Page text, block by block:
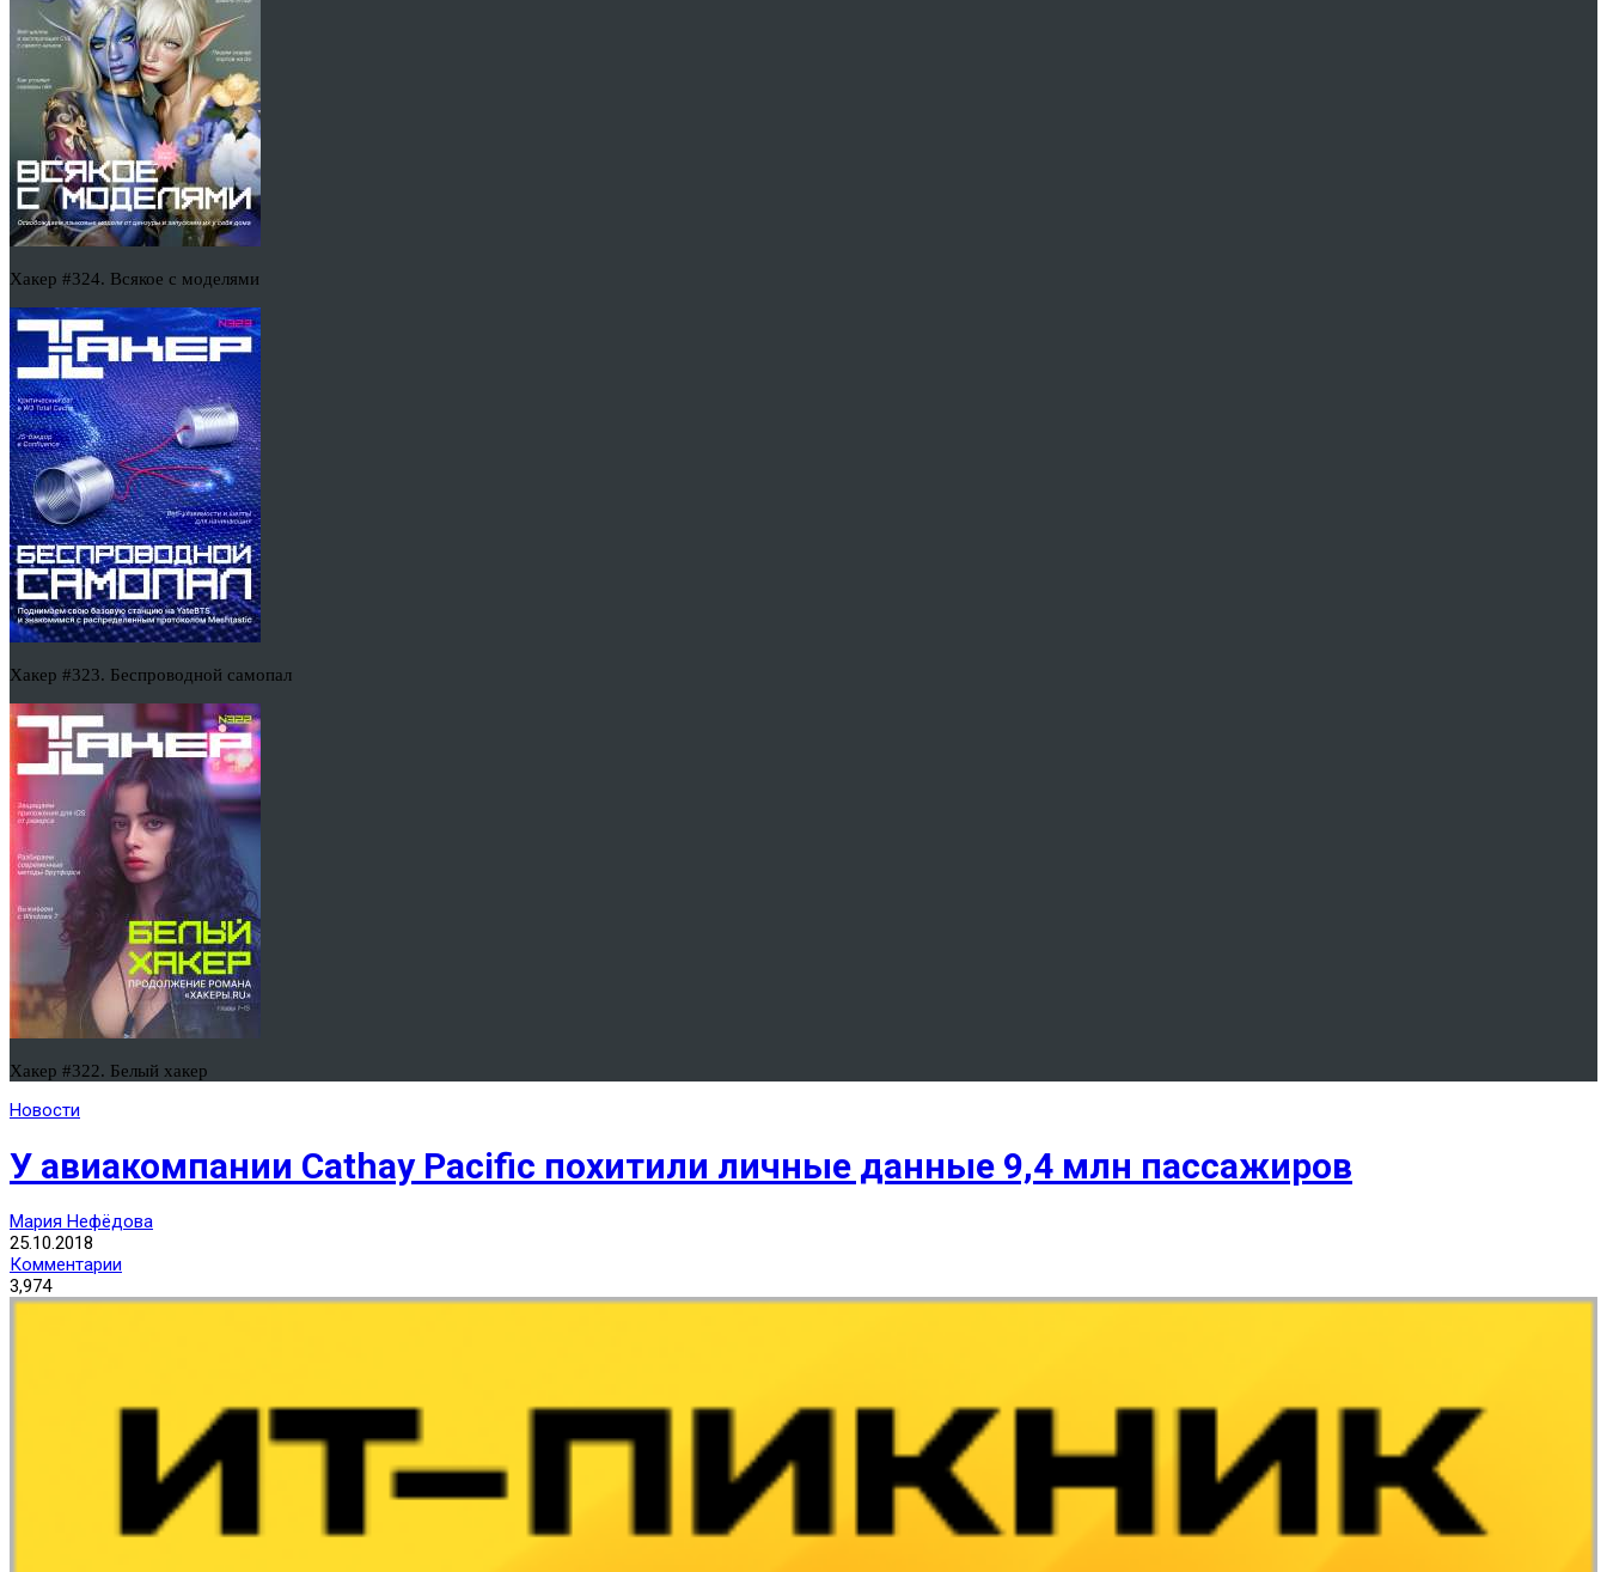
Хакер #324. Всякое с моделями
Хакер #323. Беспроводной самопал
Хакер #322. Белый хакер
Новости
У авиакомпании Cathay Pacific похитили личные данные 9,4 млн пассажиров
Мария Нефёдова
25.10.2018
Комментарии
3,974